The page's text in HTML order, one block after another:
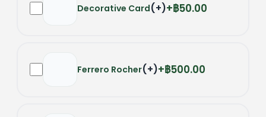
Decorative Card(+) ฿50.00
Ferrero Rocher(+) ฿500.00